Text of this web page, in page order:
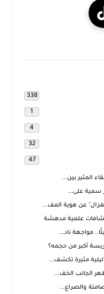
338
1
4
32
47
المثير بين...
سمية على...
عن هوية المف...
علمية مدهشة
مواجهة ناد...
أكبر من حجمه؟
مثيرة تكشف...
الجانب الخف...
والصراع...